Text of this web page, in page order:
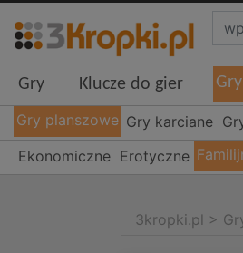
Gry Klucze do gier
Gry planszowe Gry karciane
Ekonomiczne Erotyczne
3kropki.pl >